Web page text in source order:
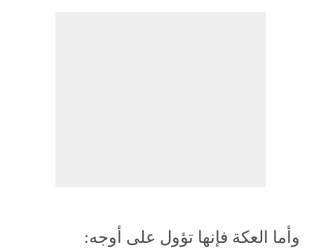
وأما العكة فإنها تؤول على أوجه: